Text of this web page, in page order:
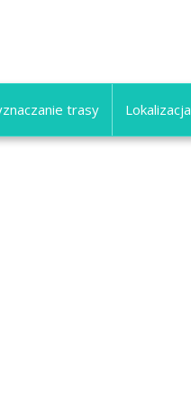
trasy Lokalizacja